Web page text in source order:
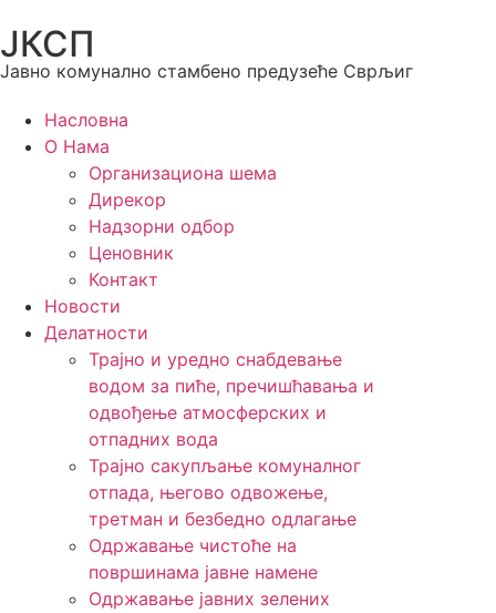
ЈКСП
Јавно комунално стамбено предузеће Сврљиг
Насловна
О Нама
Организациона шема
Дирекор
Надзорни одбор
Ценовник
Контакт
Новости
Делатности
Трајно и уредно снабдевање
водом за пиће, пречишћавања и
одвођење атмосферских и
отпадних вода
Трајно сакупљање комуналног
отпада, његово одвожење,
третман и безбедно одлагање
Одржавање чистоће на
површинама јавне намене
Одржавање јавних зелених